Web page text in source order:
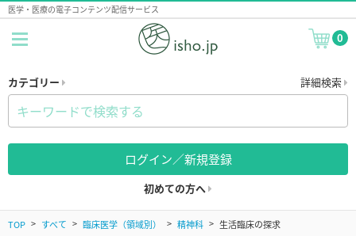
医学・医療の電子コンテンツ配信サービス
0
カテゴリー 詳細検索
ログイン／新規登録
初めての方へ
TOP すべて 臨床医学（領域別） 精神科 生活臨床の探求